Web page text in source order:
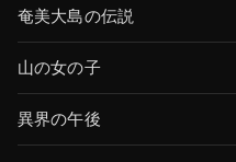
奄美大島の伝説
山の女の子
異界の午後